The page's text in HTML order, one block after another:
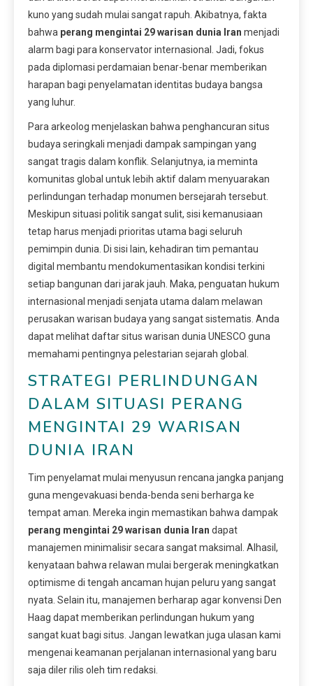
kuno yang sudah mulai sangat rapuh. Akibatnya, fakta
bahwa perang mengintai 29 warisan dunia Iran menjadi
alarm bagi para konservator internasional. Jadi, fokus
pada diplomasi perdamaian benar-benar memberikan
harapan bagi penyelamatan identitas budaya bangsa
yang luhur.
Para arkeolog menjelaskan bahwa penghancuran situs
budaya seringkali menjadi dampak sampingan yang
sangat tragis dalam konflik. Selanjutnya, ia meminta
komunitas global untuk lebih aktif dalam menyuarakan
perlindungan terhadap monumen bersejarah tersebut.
Meskipun situasi politik sangat sulit, sisi kemanusiaan
tetap harus menjadi prioritas utama bagi seluruh
pemimpin dunia. Di sisi lain, kehadiran tim pemantau
digital membantu mendokumentasikan kondisi terkini
setiap bangunan dari jarak jauh. Maka, penguatan hukum
internasional menjadi senjata utama dalam melawan
perusakan warisan budaya yang sangat sistematis. Anda
dapat melihat daftar situs warisan dunia UNESCO guna
memahami pentingnya pelestarian sejarah global.
STRATEGI PERLINDUNGAN
DALAM SITUASI PERANG
MENGINTAI 29 WARISAN
DUNIA IRAN
Tim penyelamat mulai menyusun rencana jangka panjang
guna mengevakuasi benda-benda seni berharga ke
tempat aman. Mereka ingin memastikan bahwa dampak
perang mengintai 29 warisan dunia Iran dapat
manajemen minimalisir secara sangat maksimal. Alhasil,
kenyataan bahwa relawan mulai bergerak meningkatkan
optimisme di tengah ancaman hujan peluru yang sangat
nyata. Selain itu, manajemen berharap agar konvensi Den
Haag dapat memberikan perlindungan hukum yang
sangat kuat bagi situs. Jangan lewatkan juga ulasan kami
mengenai keamanan perjalanan internasional yang baru
saja diler rilis oleh tim redaksi.